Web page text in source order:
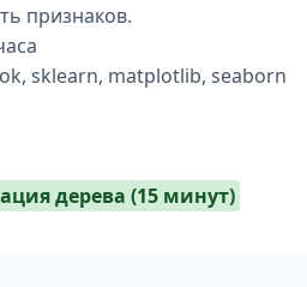
признаков.
sklearn, matplotlib, seaborn
дерева (15 минут)